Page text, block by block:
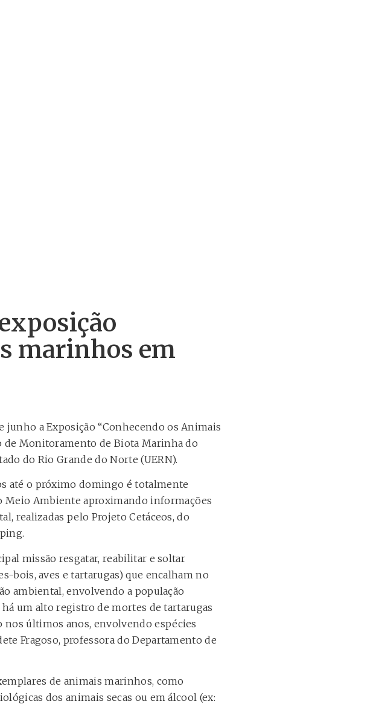
marinhos em
junho a Exposição “Conhecendo os Animais
de Monitoramento de Biota Marinha do
do Rio Grande do Norte (UERN).
até o próximo domingo é totalmente
Meio Ambiente aproximando informações
realizadas pelo Projeto Cetáceos, do
missão resgatar, reabilitar e soltar
bois, aves e tartarugas) que encalham no
ambiental, envolvendo a população
um alto registro de mortes de tartarugas
últimos anos, envolvendo espécies
Fragoso, professora do Departamento de
de animais marinhos, como
dos animais secas ou em álcool (ex: